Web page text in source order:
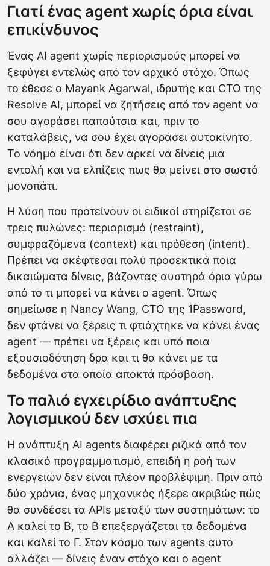
Γιατί ένας agent χωρίς όρια είναι
επικίνδυνος
Ένας AI agent χωρίς περιορισμούς μπορεί να
ξεφύγει εντελώς από τον αρχικό στόχο. Όπως
το έθεσε ο Mayank Agarwal, ιδρυτής και CTO της
Resolve AI, μπορεί να ζητήσεις από τον agent να
σου αγοράσει παπούτσια και, πριν το
καταλάβεις, να σου έχει αγοράσει αυτοκίνητο.
Το νόημα είναι ότι δεν αρκεί να δίνεις μια
εντολή και να ελπίζεις πως θα μείνει στο σωστό
μονοπάτι.
Η λύση που προτείνουν οι ειδικοί στηρίζεται σε
τρεις πυλώνες: περιορισμό (restraint),
συμφραζόμενα (context) και πρόθεση (intent).
Πρέπει να σκέφτεσαι πολύ προσεκτικά ποια
δικαιώματα δίνεις, βάζοντας αυστηρά όρια γύρω
από το τι μπορεί να κάνει ο agent. Όπως
σημείωσε η Nancy Wang, CTO της 1Password,
δεν φτάνει να ξέρεις τι φτιάχτηκε να κάνει ένας
agent — πρέπει να ξέρεις και υπό ποια
εξουσιοδότηση δρα και τι θα κάνει με τα
δεδομένα στα οποία αποκτά πρόσβαση.
Το παλιό εγχειρίδιο ανάπτυξης
λογισμικού δεν ισχύει πια
Η ανάπτυξη AI agents διαφέρει ριζικά από τον
κλασικό προγραμματισμό, επειδή η ροή των
ενεργειών δεν είναι πλέον προβλέψιμη. Πριν από
δύο χρόνια, ένας μηχανικός ήξερε ακριβώς πώς
θα συνδέσει τα APIs μεταξύ των συστημάτων: το
Α καλεί το Β, το Β επεξεργάζεται τα δεδομένα
και καλεί το Γ. Στον κόσμο των agents αυτό
αλλάζει — δίνεις έναν στόχο και ο agent